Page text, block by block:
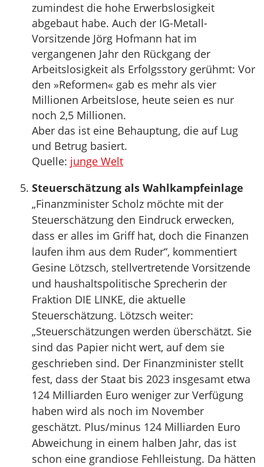
zumindest die hohe Erwerbslosigkeit
abgebaut habe. Auch der IG-Metall-
Vorsitzende Jörg Hofmann hat im
vergangenen Jahr den Rückgang der
Arbeitslosigkeit als Erfolgsstory gerühmt: Vor
den »Reformen« gab es mehr als vier
Millionen Arbeitslose, heute seien es nur
noch 2,5 Millionen.
Aber das ist eine Behauptung, die auf Lug
und Betrug basiert.
Quelle: junge Welt
Steuerschätzung als Wahlkampfeinlage
„Finanzminister Scholz möchte mit der
Steuerschätzung den Eindruck erwecken,
dass er alles im Griff hat, doch die Finanzen
laufen ihm aus dem Ruder“, kommentiert
Gesine Lötzsch, stellvertretende Vorsitzende
und haushaltspolitische Sprecherin der
Fraktion DIE LINKE, die aktuelle
Steuerschätzung. Lötzsch weiter:
„Steuerschätzungen werden überschätzt. Sie
sind das Papier nicht wert, auf dem sie
geschrieben sind. Der Finanzminister stellt
fest, dass der Staat bis 2023 insgesamt etwa
124 Milliarden Euro weniger zur Verfügung
haben wird als noch im November
geschätzt. Plus/minus 124 Milliarden Euro
Abweichung in einem halben Jahr, das ist
schon eine grandiose Fehlleistung. Da hätten